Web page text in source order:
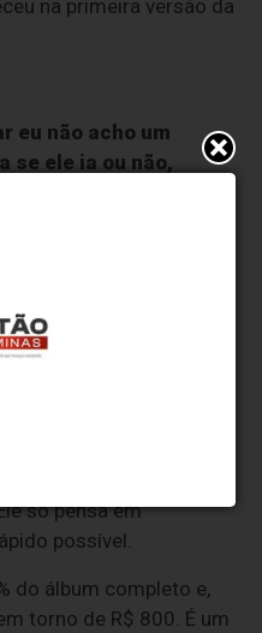
na primeira versão da
eu não acho um
se ele ia ou não,
só pensa em
possível.
do álbum completo e,
torno de R$ 800. É um